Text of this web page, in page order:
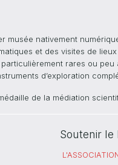
musée nativement
et des visites de
rares ou
d’exploration
de la médiation
Soutenir le